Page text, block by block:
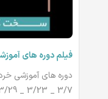
فیلم دوره های